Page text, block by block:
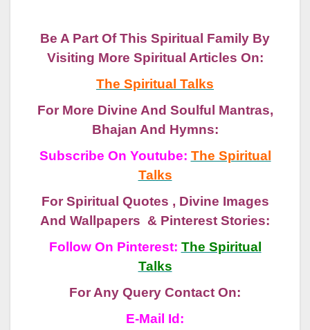
Be A Part Of This Spiritual Family By
Visiting More Spiritual Articles On:
The Spiritual Talks
For More Divine And Soulful Mantras,
Bhajan And Hymns:
Subscribe On Youtube: The Spiritual
Talks
For Spiritual Quotes , Divine Images
And Wallpapers & Pinterest Stories:
Follow On Pinterest: The Spiritual
Talks
For Any Query Contact On:
E-Mail Id: